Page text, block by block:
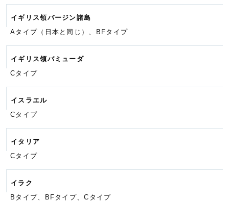
イギリス領バージン諸島
Aタイプ（日本と同じ）、BFタイプ
イギリス領バミューダ
Cタイプ
イスラエル
Cタイプ
イタリア
Cタイプ
イラク
Bタイプ、BFタイプ、Cタイプ